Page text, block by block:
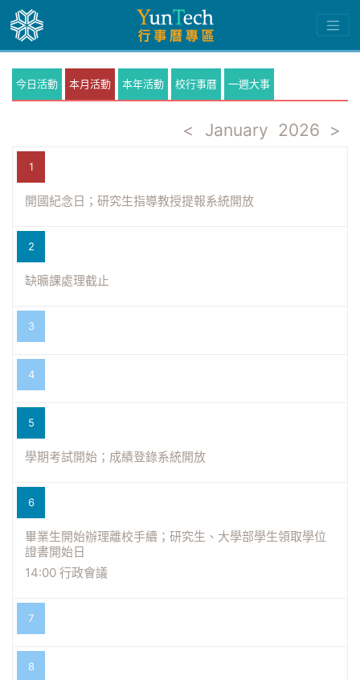
今日活動 本月活動 本年活動 校行事曆 一週大事
< January 2026 >
1
開國紀念日；研究生指導教授提報系統開放
2
缺曠課處理截止
3
4
5
學期考試開始；成績登錄系統開放
6
畢業生開始辦理離校手續；研究生、大學部學生領取學位
證書開始日
14:00 行政會議
7
8